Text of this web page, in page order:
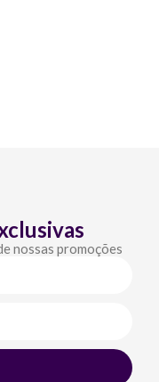
nossas promoções